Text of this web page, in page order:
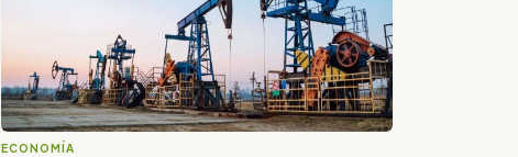
ECONOMÍA
¿En que consiste la
tasa minera que rige en
Ecuador?